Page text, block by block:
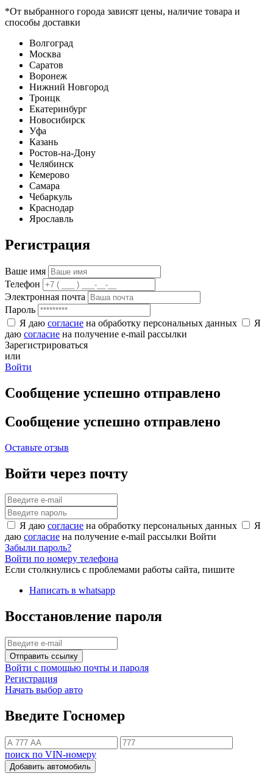
*От выбранного города зависят цены, наличие товара и
способы доставки
Волгоград
Москва
Саратов
Воронеж
Нижний Новгород
Троицк
Екатеринбург
Новосибирск
Уфа
Казань
Ростов-на-Дону
Челябинск
Кемерово
Самара
Чебаркуль
Краснодар
Ярославль
Регистрация
Ваше имя
Телефон
Электронная почта
Пароль
Я даю согласие на обработку персональных данных
Я
даю согласие на получение e-mail рассылки
Зарегистрироваться
или
Войти
Сообщение успешно отправлено
Сообщение успешно отправлено
Оставьте отзыв
Войти через почту
Я даю согласие на обработку персональных данных
Я
даю согласие на получение e-mail рассылки Войти
Забыли пароль?
Войти по номеру телефона
Если столкнулись с проблемами работы сайта, пишите
Написать в whatsapp
Восстановление пароля
Отправить ссылку
Войти с помощью почты и пароля
Регистрация
Начать выбор авто
Введите Госномер
поиск по VIN-номеру
Добавить автомобиль